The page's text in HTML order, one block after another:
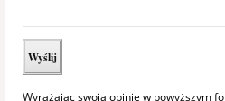
Wyrażając swoją opinię w powyższym